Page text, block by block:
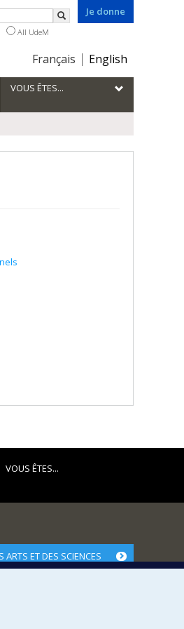
Je donne
Choix
la
langue
Français English
Search
All UdeM
VOUS ÊTES...
VOUS ÊTES...
ARTS ET DES SCIENCES